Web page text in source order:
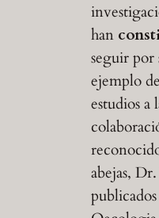
han
seguir por
ejemplo
estudios a
abejas,